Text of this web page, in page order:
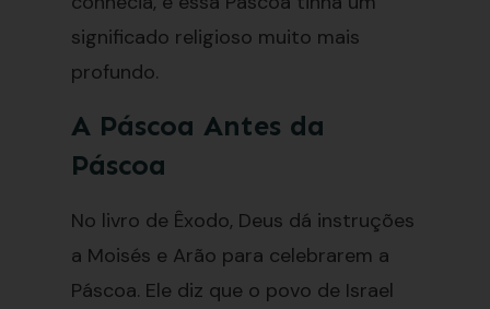
significado religioso muito mais
profundo.
A Páscoa Antes da
Páscoa
No livro de Êxodo, Deus dá instruções
a Moisés e Arão para celebrarem a
Páscoa. Ele diz que o povo de Israel